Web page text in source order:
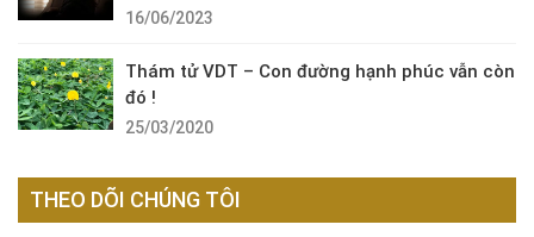
16/06/2023
Thám tử VDT – Con đường hạnh phúc vẫn còn
đó !
25/03/2020
THEO DÕI CHÚNG TÔI